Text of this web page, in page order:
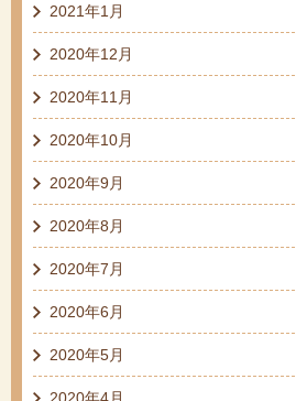
2021年1月
2020年12月
2020年11月
2020年10月
2020年9月
2020年8月
2020年7月
2020年6月
2020年5月
2020年4月